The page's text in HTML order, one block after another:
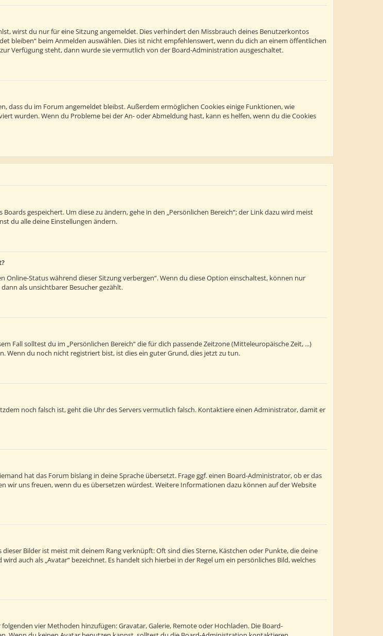
wirst du nur für eine Sitzung angemeldet. Dies verhindert den Missbrauch deines Benutzerkontos
bleiben“ beim Anmelden auswählen. Dies ist nicht empfehlenswert, wenn du dich an einem öffentlichen
Verfügung steht, dann wurde sie vermutlich von der Board-Administration ausgeschaltet.
dass du im Forum angemeldet bleibst. Außerdem ermöglichen Cookies einige Funktionen, wie
wurden. Wenn du Probleme bei der An- oder Abmeldung hast, kann es helfen, wenn du die Cookies
gespeichert. Um diese zu ändern, gehe in den „Persönlichen Bereich“; der Link dazu wird meist
du alle deine Einstellungen ändern.
Status während dieser Sitzung verbergen“. Wenn du diese Option einschaltest, können nur
als unsichtbarer Besucher gezählt.
Fall solltest du im „Persönlichen Bereich“ die für dich passende Zeitzone (Mitteleuropäische Zeit, ...)
Wenn du noch nicht registriert bist, ist dies ein guter Grund, dies jetzt zu tun.
noch falsch ist, geht die Uhr des Servers vermutlich falsch. Kontaktiere einen Administrator, damit er
hat das Forum bislang in deine Sprache übersetzt. Frage ggf. einen Board-Administrator, ob er das
wir uns freuen, wenn du es übersetzen würdest. Weitere Informationen dazu können auf der Website
Bilder ist meist mit deinem Rang verknüpft: Oft sind dies Sterne, Kästchen oder Punkte, die deine
auch als „Avatar“ bezeichnet. Es handelt sich hierbei in der Regel um ein persönliches Bild, welches
vier Methoden hinzufügen: Gravatar, Galerie, Remote oder Hochladen. Die Board-